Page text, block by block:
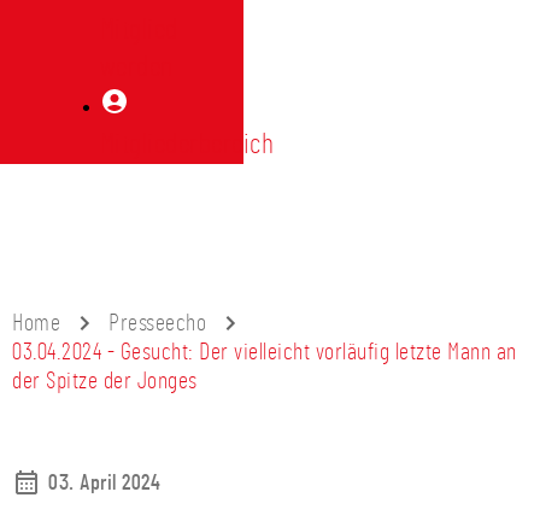
Mitgliederbereich
Home
Presseecho
03.04.2024 - Gesucht: Der vielleicht vorläufig letzte Mann an
der Spitze der Jonges
03. April 2024